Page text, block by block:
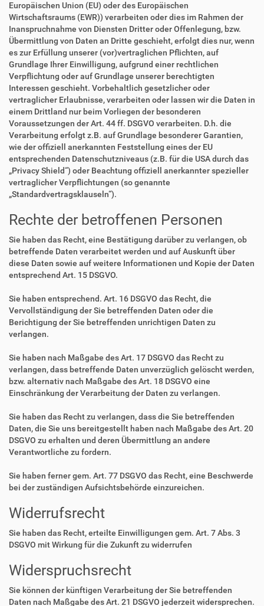
Europäischen Union (EU) oder des Europäischen
Wirtschaftsraums (EWR)) verarbeiten oder dies im Rahmen der
Inanspruchnahme von Diensten Dritter oder Offenlegung, bzw.
Übermittlung von Daten an Dritte geschieht, erfolgt dies nur, wenn
es zur Erfüllung unserer (vor)vertraglichen Pflichten, auf
Grundlage Ihrer Einwilligung, aufgrund einer rechtlichen
Verpflichtung oder auf Grundlage unserer berechtigten
Interessen geschieht. Vorbehaltlich gesetzlicher oder
vertraglicher Erlaubnisse, verarbeiten oder lassen wir die Daten in
einem Drittland nur beim Vorliegen der besonderen
Voraussetzungen der Art. 44 ff. DSGVO verarbeiten. D.h. die
Verarbeitung erfolgt z.B. auf Grundlage besonderer Garantien,
wie der offiziell anerkannten Feststellung eines der EU
entsprechenden Datenschutzniveaus (z.B. für die USA durch das
„Privacy Shield“) oder Beachtung offiziell anerkannter spezieller
vertraglicher Verpflichtungen (so genannte
„Standardvertragsklauseln“).
Rechte der betroffenen Personen
Sie haben das Recht, eine Bestätigung darüber zu verlangen, ob
betreffende Daten verarbeitet werden und auf Auskunft über
diese Daten sowie auf weitere Informationen und Kopie der Daten
entsprechend Art. 15 DSGVO.
Sie haben entsprechend. Art. 16 DSGVO das Recht, die
Vervollständigung der Sie betreffenden Daten oder die
Berichtigung der Sie betreffenden unrichtigen Daten zu
verlangen.
Sie haben nach Maßgabe des Art. 17 DSGVO das Recht zu
verlangen, dass betreffende Daten unverzüglich gelöscht werden,
bzw. alternativ nach Maßgabe des Art. 18 DSGVO eine
Einschränkung der Verarbeitung der Daten zu verlangen.
Sie haben das Recht zu verlangen, dass die Sie betreffenden
Daten, die Sie uns bereitgestellt haben nach Maßgabe des Art. 20
DSGVO zu erhalten und deren Übermittlung an andere
Verantwortliche zu fordern.
Sie haben ferner gem. Art. 77 DSGVO das Recht, eine Beschwerde
bei der zuständigen Aufsichtsbehörde einzureichen.
Widerrufsrecht
Sie haben das Recht, erteilte Einwilligungen gem. Art. 7 Abs. 3
DSGVO mit Wirkung für die Zukunft zu widerrufen
Widerspruchsrecht
Sie können der künftigen Verarbeitung der Sie betreffenden
Daten nach Maßgabe des Art. 21 DSGVO jederzeit widersprechen.